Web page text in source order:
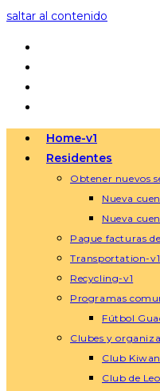
saltar al contenido
Home-v1
Residentes
Obtener nuevos
Nueva
Nueva
Pague facturas
Transportation-v1
Recycling-v1
Programas
Fútbol
Clubes y
Club
Club de